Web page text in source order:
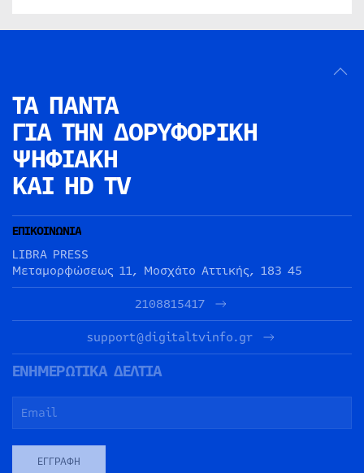
ΤΑ ΠΑΝΤΑ
ΓΙΑ ΤΗΝ ΔΟΡΥΦΟΡΙΚΗ
ΨΗΦΙΑΚΗ
ΚΑΙ HD TV
ΕΠΙΚΟΙΝΩΝΙΑ
LIBRA PRESS
Μεταμορφώσεως 11, Μοσχάτο Αττικής, 183 45
2108815417
support@digitaltvinfo.gr
ΕΝΗΜΕΡΩΤΙΚΑ ΔΕΛΤΙΑ
ΕΓΓΡΑΦΉ